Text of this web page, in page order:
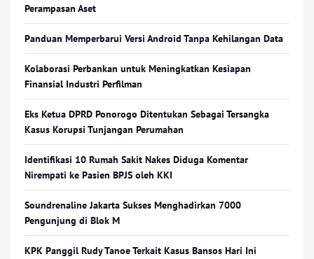
Perampasan Aset
Panduan Memperbarui Versi Android Tanpa Kehilangan Data
Kolaborasi Perbankan untuk Meningkatkan Kesiapan
Finansial Industri Perfilman
Eks Ketua DPRD Ponorogo Ditentukan Sebagai Tersangka
Kasus Korupsi Tunjangan Perumahan
Identifikasi 10 Rumah Sakit Nakes Diduga Komentar
Nirempati ke Pasien BPJS oleh KKI
Soundrenaline Jakarta Sukses Menghadirkan 7000
Pengunjung di Blok M
KPK Panggil Rudy Tanoe Terkait Kasus Bansos Hari Ini